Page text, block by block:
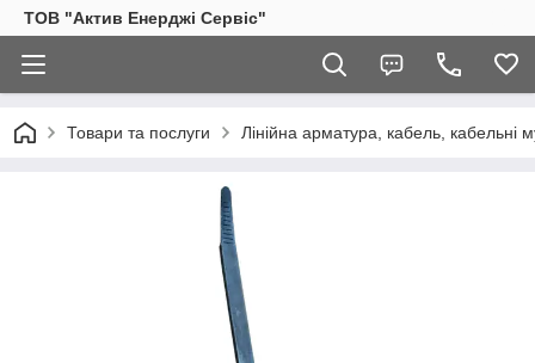
ТОВ "Актив Енерджі Сервіс"
Товари та послуги Лінійна арматура, кабель, кабельні